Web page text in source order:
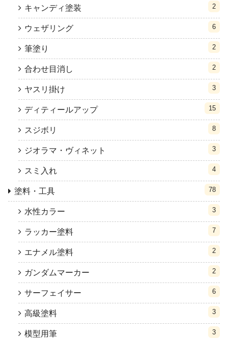
キャンディ塗装 2
ウェザリング 6
筆塗り 2
合わせ目消し 2
ヤスリ掛け 3
ディティールアップ 15
スジボリ 8
ジオラマ・ヴィネット 3
スミ入れ 4
塗料・工具 78
水性カラー 3
ラッカー塗料 7
エナメル塗料 2
ガンダムマーカー 2
サーフェイサー 6
高級塗料 3
模型用筆 3